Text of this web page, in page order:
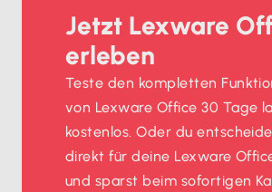
Jetzt Lexware
erleben
Teste den kompletten
von Lexware Office 30 Tage
kostenlos. Oder du
direkt für deine Lexware
und sparst beim sofortigen